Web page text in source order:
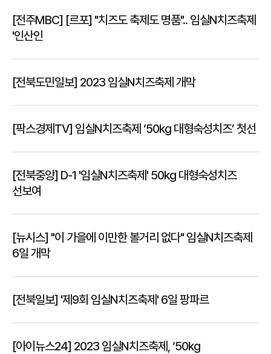
[전주MBC] [르포] "치즈도 축제도 명품".. 임실N치즈축제
'인산인
[전북도민일보] 2023 임실N치즈축제 개막
[팍스경제TV] 임실N치즈축제 ‘50kg 대형숙성치즈’ 첫선
[전북중앙] D-1 '임실N치즈축제' 50kg 대형숙성치즈
선보여
[뉴시스] "이 가을에 이만한 볼거리 없다" 임실N치즈축제
6일 개막
[전북일보] '제9회 임실N치즈축제' 6일 팡파르
[아이뉴스24] 2023 임실N치즈축제, ‘50kg